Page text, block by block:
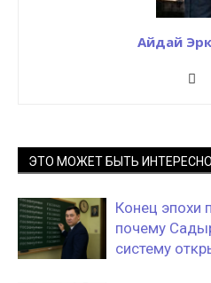
Айдай
ЭТО МОЖЕТ БЫТЬ ИНТЕРЕСНО
Конец эпохи
почему
систему